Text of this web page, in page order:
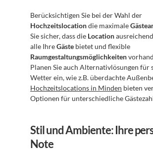
Hochzeitslocation die maximale
Sie sicher, dass die Location
alle Ihre Gäste
Raumgestaltungsmöglichkeiten
Planen Sie auch Alternativlösungen für
Hochzeitslocations in Minden bieten
Optionen für unterschiedliche
Stil und Ambiente: Ihre
Note